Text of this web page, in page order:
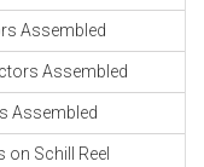
Assembled
Assembled
Assembled
Schill Reel